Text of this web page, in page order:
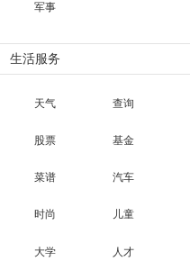
军事
生活服务
天气 查询
股票 基金
菜谱 汽车
时尚 儿童
大学 人才